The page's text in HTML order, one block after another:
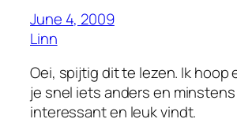
June 4, 2009
Linn
Oei, spijtig dit te lezen. Ik hoop
je snel iets anders en
interessant en leuk vindt.